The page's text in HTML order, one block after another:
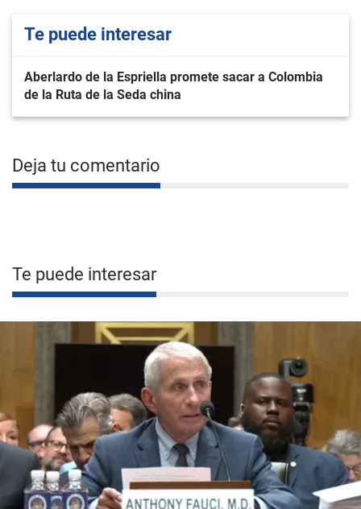
Te puede interesar
Aberlardo de la Espriella promete sacar a Colombia
de la Ruta de la Seda china
Deja tu comentario
Te puede interesar